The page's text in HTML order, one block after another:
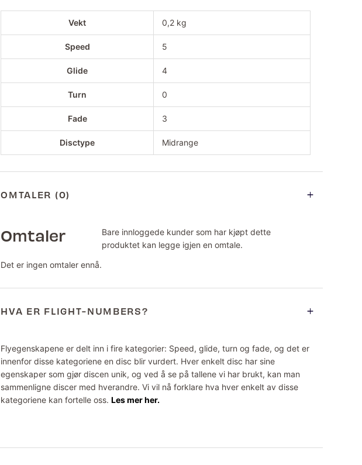
Vekt 0,2 kg
Speed 5
Glide 4
Turn 0
Fade 3
Disctype Midrange
OMTALER (0)
Omtaler
Det er ingen omtaler ennå.
Bare innloggede kunder som har kjøpt dette
produktet kan legge igjen en omtale.
HVA ER FLIGHT-NUMBERS?
Flyegenskapene er delt inn i fire kategorier: Speed, glide, turn og fade, og det er
innenfor disse kategoriene en disc blir vurdert. Hver enkelt disc har sine
egenskaper som gjør discen unik, og ved å se på tallene vi har brukt, kan man
sammenligne discer med hverandre. Vi vil nå forklare hva hver enkelt av disse
kategoriene kan fortelle oss.Les mer her.